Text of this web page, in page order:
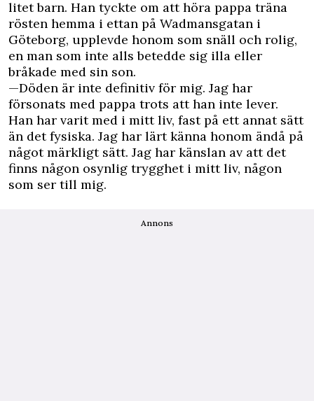
litet barn. Han tyckte om att höra pappa träna
rösten hemma i ettan på Wadmansgatan i
Göteborg, upplevde honom som snäll och rolig,
en man som inte alls betedde sig illa eller
bråkade med sin son.
—Döden är inte definitiv för mig. Jag har
försonats med pappa trots att han inte lever.
Han har varit med i mitt liv, fast på ett annat sätt
än det fysiska. Jag har lärt känna honom ändå på
något märkligt sätt. Jag har känslan av att det
finns någon osynlig trygghet i mitt liv, någon
som ser till mig.
Annons